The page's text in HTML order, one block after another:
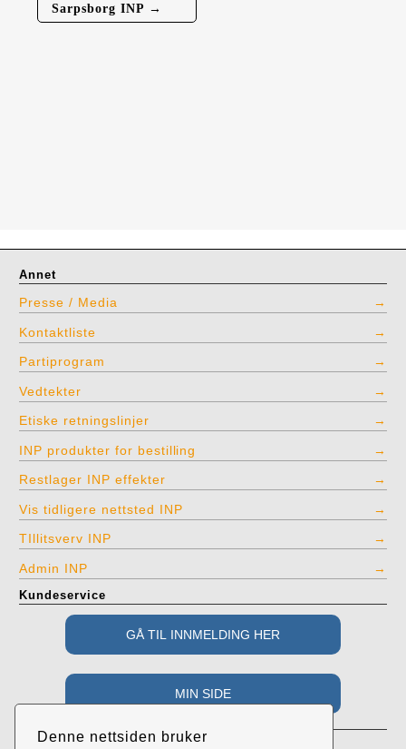
Denne nettsiden bruker
Sarpsborg INP →
Annet
Presse / Media
Kontaktliste
Partiprogram
Vedtekter
Etiske retningslinjer
INP produkter for bestilling
Restlager INP effekter
Vis tidligere nettsted INP
TIllitsverv INP
Admin INP
Kundeservice